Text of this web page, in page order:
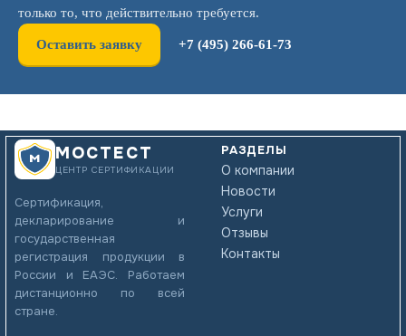
только то, что действительно требуется.
Оставить заявку +7 (495) 266-61-73
МОСТЕСТ
ЦЕНТР СЕРТИФИКАЦИИ
Сертификация,
декларирование и
государственная
регистрация продукции в
России и ЕАЭС. Работаем
дистанционно по всей
стране.
РАЗДЕЛЫ
О компании
Новости
Услуги
Отзывы
Контакты